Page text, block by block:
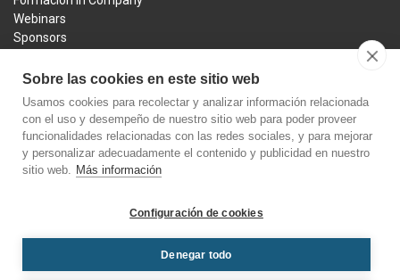
Webinars
Sponsors
Aviso legal
Política de privacidad
Política de cookies
Política de devoluciones
Sobre las cookies en este sitio web
Usamos cookies para recolectar y analizar información relacionada
con el uso y desempeño de nuestro sitio web para poder proveer
funcionalidades relacionadas con las redes sociales, y para mejorar
y personalizar adecuadamente el contenido y publicidad en nuestro
sitio web. Más información
Configuración de cookies
Denegar todo